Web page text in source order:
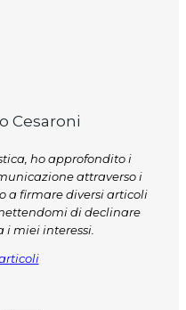
Cesaroni
ho approfondito i
attraverso i
a firmare diversi articoli
di declinare
i miei interessi.